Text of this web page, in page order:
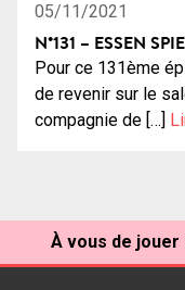
05/11/2021
N°131 – ESSEN
Pour ce 131ème
de revenir sur le
compagnie de […]
À vous de jouer